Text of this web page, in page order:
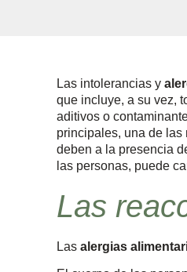
Las intolerancias y
que incluye, a su vez,
aditivos o
principales, una de
deben a la presencia
las personas, puede
Las
Las alergias